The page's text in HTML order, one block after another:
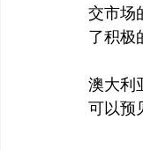
交市场
了积极
澳大利